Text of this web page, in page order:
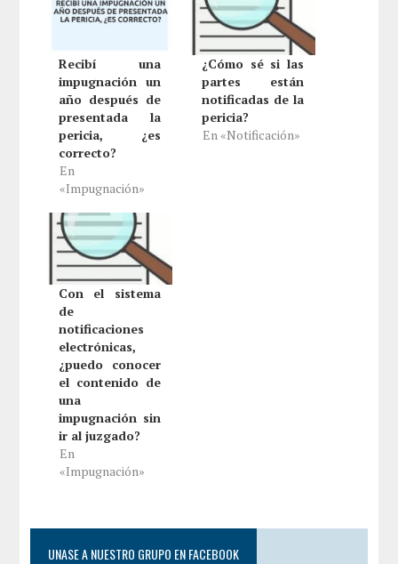
Recibí una
impugnación un
año después de
presentada la
pericia, ¿es
correcto?
En
«Impugnación»
¿Cómo sé si las
partes están
notificadas de la
pericia?
En «Notificación»
Con el sistema
de
notificaciones
electrónicas,
¿puedo conocer
el contenido de
una
impugnación sin
ir al juzgado?
En
«Impugnación»
UNASE A NUESTRO GRUPO EN FACEBOOK